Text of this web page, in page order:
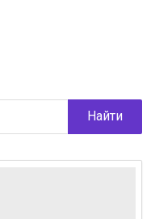
Найти